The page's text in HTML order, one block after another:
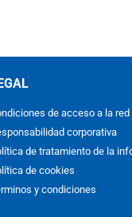
de acceso a la red
corporativa
de tratamiento de la
de cookies
y condiciones